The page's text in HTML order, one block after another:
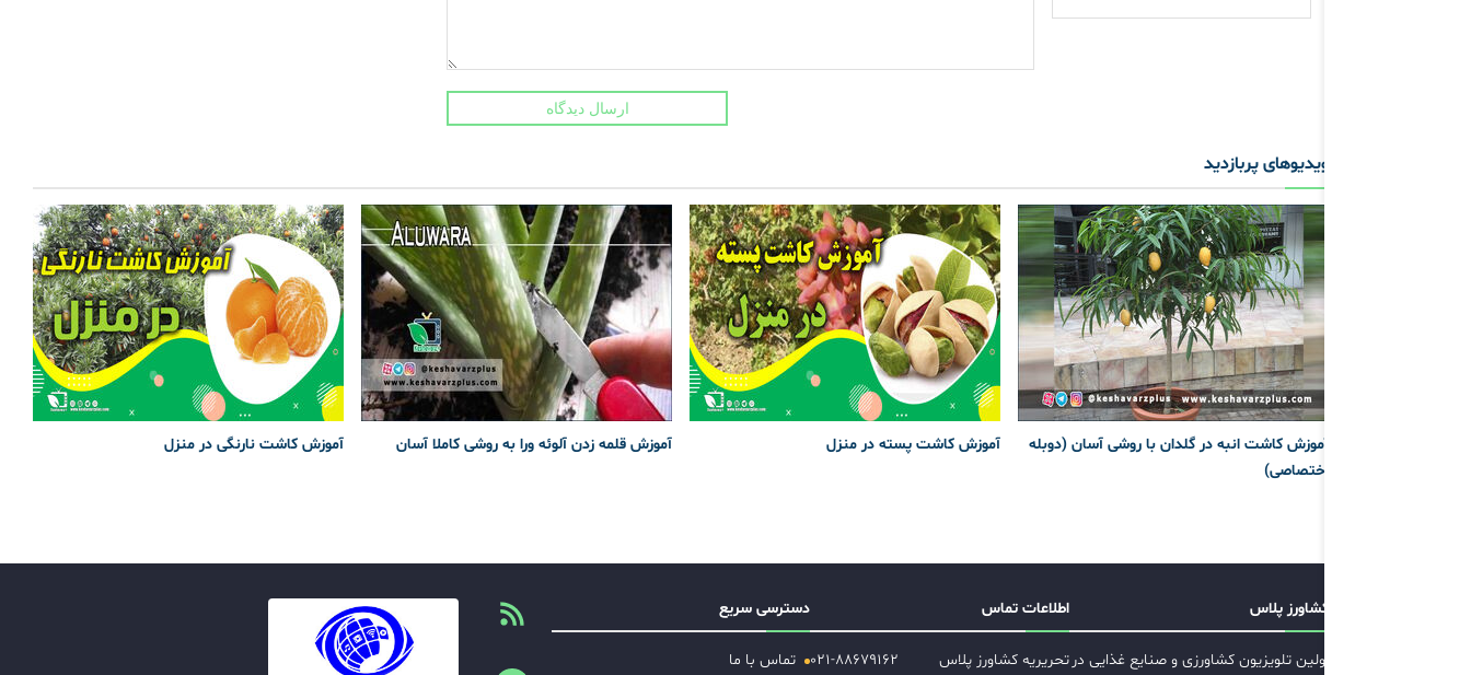
ارسال دیدگاه
ویدیوهای پربازدید
آموزش کاشت انبه در گلدان با روشی آسان (دوبله
اختصاصی)
آموزش کاشت پسته در منزل آموزش قلمه زدن آلوئه ورا به روشی کاملا آسان آموزش کاشت نارنگی در منزل
کشاورز پلاس
اولین تلویزیون کشاورزی و صنایع غذایی در
اطلاعات تماس
تحریریه کشاورز پلاس ۰۲۱-۸۸۶۷۹۱۶۲
دسترسی سریع
تماس با ما